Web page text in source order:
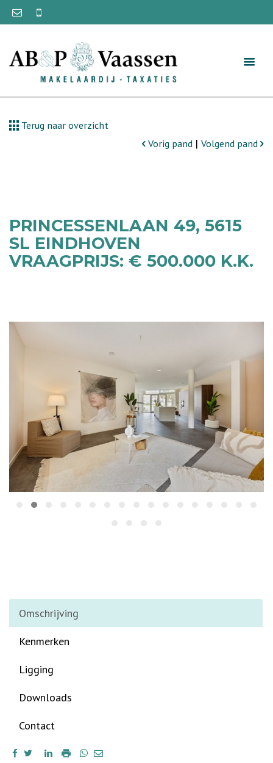
Terug naar overzicht
Vorig pand | Volgend pand
PRINCESSENLAAN 49, 5615
SL EINDHOVEN
VRAAGPRIJS: € 500.000 K.K.
Omschrijving
Kenmerken
Ligging
Downloads
Contact